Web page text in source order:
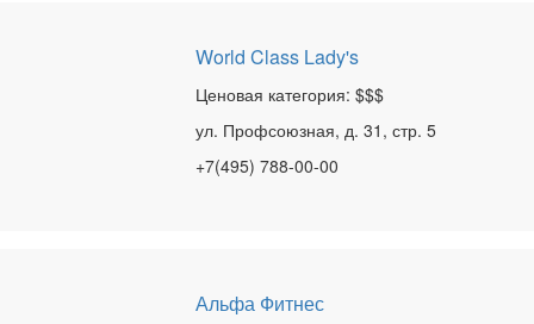
World Class Lady's
Ценовая категория: $$$
ул. Профсоюзная, д. 31, стр. 5
+7(495) 788-00-00
Альфа Фитнес